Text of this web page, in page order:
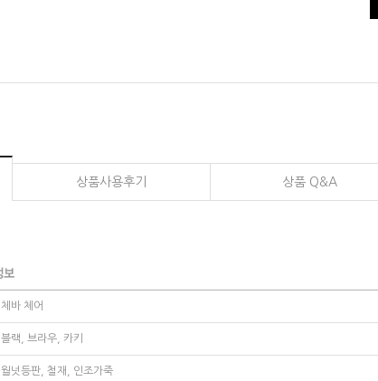
상품사용후기 상품 Q&A
체바 체어
블랙, 브라우, 카키
월넛등판, 철재, 인조가죽